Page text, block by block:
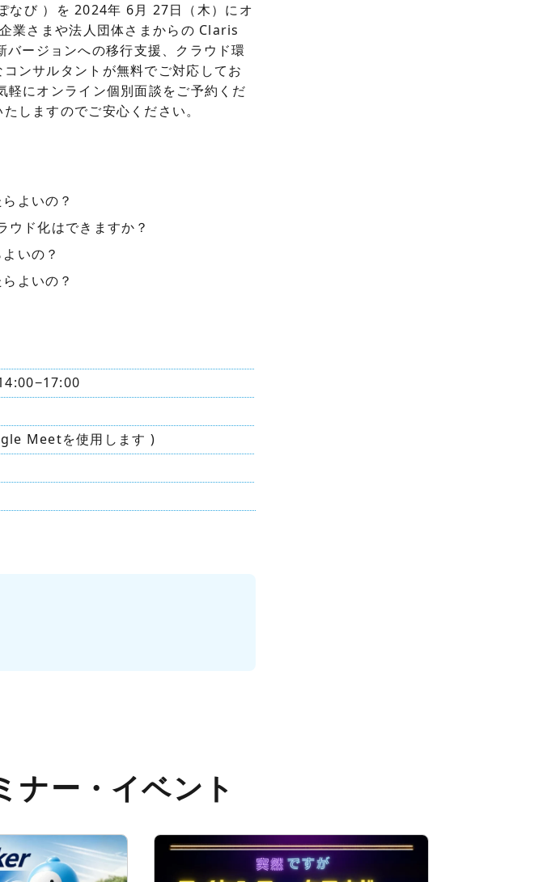
なび ）を 2024年 6月 27日（木）にオ
業さまや法人団体さまからの Claris
ージョンへの移行支援、クラウド環
ンサルタントが無料でご対応してお
軽にオンライン個別面談をご予約くだ
しますのでご安心ください。
よいの？
ド化はできますか？
いの？
よいの？
Meetを使用します )
ナー・イベント